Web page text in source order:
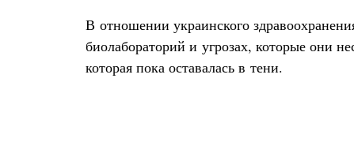
В отношении украинского
биолабораторий и угрозах, которые они
которая пока оставалась в тени.